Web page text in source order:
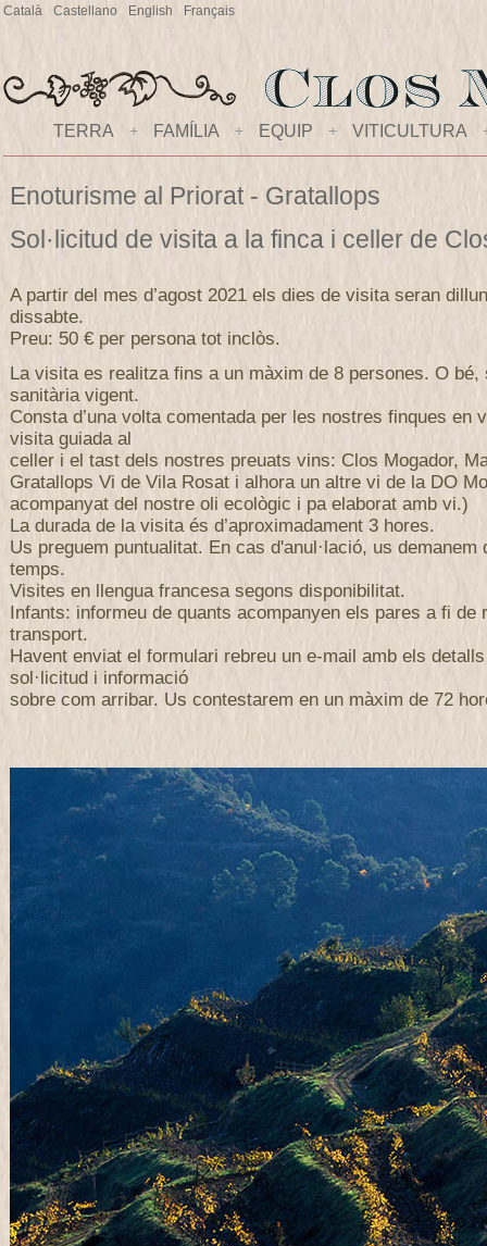
Català Castellano English Français
TERRA + FAMÍLIA + EQUIP + VITICULTURA
Enoturisme al Priorat - Gratallops
Sol·licitud de visita a la finca i celler de
A partir del mes d’agost 2021 els dies de visita seran
dissabte.
Preu: 50 € per persona tot inclòs.
La visita es realitza fins a un màxim de 8 persones. O bé,
sanitària vigent.
Consta d’una volta comentada per les nostres finques en
visita guiada al
celler i el tast dels nostres preuats vins: Clos Mogador,
Gratallops Vi de Vila Rosat i alhora un altre vi de la DO
acompanyat del nostre oli ecològic i pa elaborat amb vi.)
La durada de la visita és d’aproximadament 3 hores.
Us preguem puntualitat. En cas d'anul·lació, us demanem
temps.
Visites en llengua francesa segons disponibilitat.
Infants: informeu de quants acompanyen els pares a fi de
transport.
Havent enviat el formulari rebreu un e-mail amb els
sol·licitud i informació
sobre com arribar. Us contestarem en un màxim de 72